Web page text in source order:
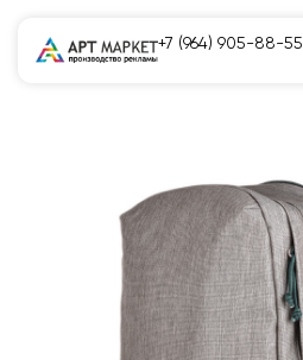
+7 (964) 905-88-55